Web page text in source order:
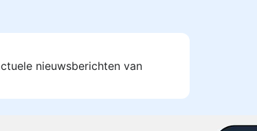
nieuwsberichten van